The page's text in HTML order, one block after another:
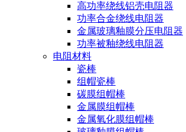
高功率绕线铝壳电阻器
功率合金绕线电阻器
金属玻璃釉膜分压电阻器
功率被釉绕线电阻器
电阻材料
瓷棒
组帽瓷棒
碳膜组帽棒
金属膜组帽棒
金属氧化膜组帽棒